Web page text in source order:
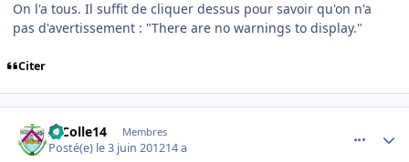
On l'a tous. Il suffit de cliquer dessus pour savoir qu'on n'a
pas d'avertissement : "There are no warnings to display."
Citer
AlColle14 Membres
Posté(e) le 3 juin 201214 a